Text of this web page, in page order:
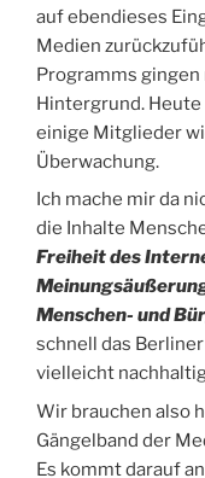
auf ebendieses
Medien
Programms
Hintergrund. Heute
einige Mitglieder
Überwachung.
Ich mache mir da
die Inhalte
Freiheit des
Menschen- und
schnell das
vielleicht
Wir brauchen also
Gängelband der
Es kommt darauf